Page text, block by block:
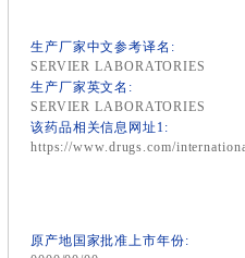
生产厂家中文参考译名:
SERVIER LABORATORIES
生产厂家英文名:
SERVIER LABORATORIES
该药品相关信息网址1:
https://www.drugs.com/
原产地国家批准上市年份: